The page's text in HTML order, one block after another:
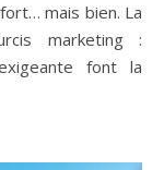
mais bien. La
marketing :
font la